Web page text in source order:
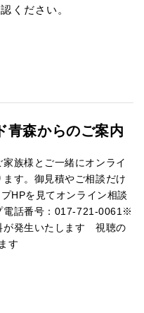
ください。
青森からのご案内
族様とご一緒にオンライ
す。御見積やご相談だけ
HPを見てオンライン相談
電話番号：017-721-0061※
が発生いたします 視聴の
す